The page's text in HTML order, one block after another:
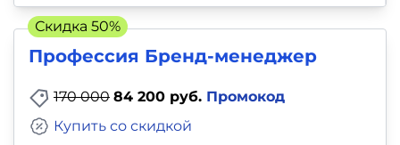
Профессия Бренд-менеджер
170 000 84 200 руб. Промокод
Купить со скидкой
Скидка 50%